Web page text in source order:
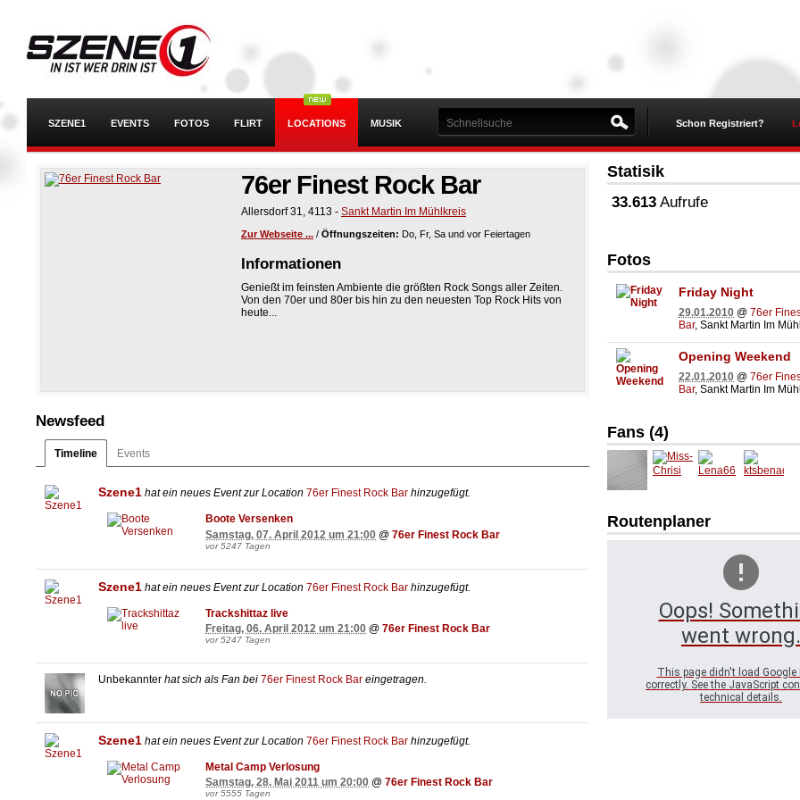
SZENE1 EVENTS FOTOS FLIRT LOCATIONS MUSIK Schon Registriert?
76er Finest Rock Bar
Allersdorf 31 4113 - Sankt Martin Im Mühlkreis
Zur Webseite ... / Öffnungszeiten: Do, Fr, Sa und vor Feiertagen
Informationen
Genießt im feinsten Ambiente die größten Rock Songs aller Zeiten.
Von den 70er und 80er bis hin zu den neuesten Top Rock Hits von
heute...
Newsfeed
Timeline Events
Szene1 hat ein neues Event zur Location 76er Finest Rock Bar hinzugefügt.
Boote Versenken
Samstag, 07. April 2012 um 21:00 @ 76er Finest Rock Bar
vor 5247 Tagen
Szene1 hat ein neues Event zur Location 76er Finest Rock Bar hinzugefügt.
Trackshittaz live
Freitag, 06. April 2012 um 21:00 @ 76er Finest Rock Bar
vor 5247 Tagen
Unbekannter hat sich als Fan bei 76er Finest Rock Bar eingetragen.
Szene1 hat ein neues Event zur Location 76er Finest Rock Bar hinzugefügt.
Metal Camp Verlosung
Samstag, 28. Mai 2011 um 20:00 @ 76er Finest Rock Bar
vor 5555 Tagen
Statisik
33.613 Aufrufe
Fotos
Friday Night
29.01.2010 @ 76er
Bar, Sankt Martin Im
Opening Weekend
22.01.2010 @ 76er
Bar, Sankt Martin Im
Fans (4)
Routenplaner
Oops!
went wrong.
This page didn't load Google
correctly. See the JavaScript
technical details.